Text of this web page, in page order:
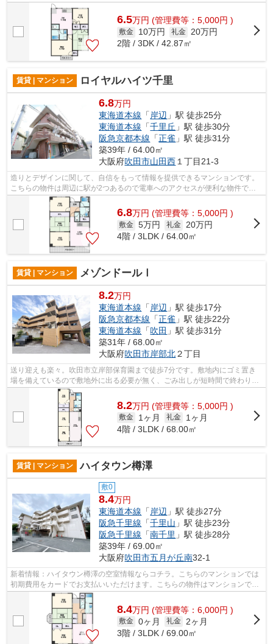
物件です。ちょっとした地震の時も頼り...
6.5万円 (管理費等：5,000円 )
敷金 10万円 礼金 20万円
2階 / 3DK / 42.87㎡
賃貸 | マンション ロイヤルハイツ千里
6.8万円
東海道本線 「岸辺 」駅 徒歩25分
東海道本線 「千里丘 」駅 徒歩30分
阪急京都本線 「正雀 」駅 徒歩31分
築39年 / 64.00㎡
大阪府吹田市山田西 １丁目21-3
造りとデザインに関して、自信をもって情報を提供できるマンションです。
こちらの物件は周辺に駅が2つあるので電車へのアクセスが便利な物件で
す。初期費用のカード決済ができます。耐...
6.8万円 (管理費等：5,000円 )
敷金 5万円 礼金
20万円
4階 / 3LDK / 64.00㎡
賃貸 | マンション メゾンドールⅠ
8.2万円
東海道本線 「岸辺 」駅 徒歩17分
阪急京都本線 「正雀 」駅 徒歩22分
東海道本線 「吹田 」駅 徒歩31分
築31年 / 68.00㎡
大阪府吹田市岸部北２丁目
送り迎えも楽々。吹田市立岸部保育園まで徒歩7分です。敷地内にゴミ置き
場を備えているので敷地外に出る必要が無く、ごみ出しが短時間で終わりま
す。こちらは初期費用をカードでお支払...
8.2万円 (管理費等：5,000円 )
敷金 1ヶ月 礼金
1ヶ月
4階 / 3LDK / 68.00㎡
賃貸 | マンション ハイタウン樽澤
敷0
8.4万円
東海道本線 「 岸辺 」駅 徒歩27分
阪急千里線 「千里山 」駅 徒歩23分
阪急千里線 「南千里 」駅 徒歩28分
築39年 / 69.00㎡
大阪府吹田市五月が丘南32-1
新着情報：ハイタウン樽澤の空室情報ならコチラ。こちらのマンションでは
初期費用をカードでお支払いいただけます。こちらの物件はマンションで
す。防音効果や耐火性の高い鉄筋コンク...
8.4万円 (管理費等：6,000円 )
敷金 0ヶ月 礼金
2ヶ月
3階 / 3LDK / 69.00㎡